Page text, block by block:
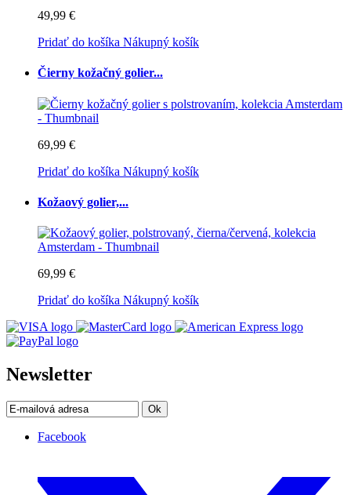
49,99 €
Pridať do košíka Nákupný košík
Čierny kožačný golier...
69,99 €
Pridať do košíka Nákupný košík
Kožaový golier,...
69,99 €
Pridať do košíka Nákupný košík
Newsletter
Ok
Facebook